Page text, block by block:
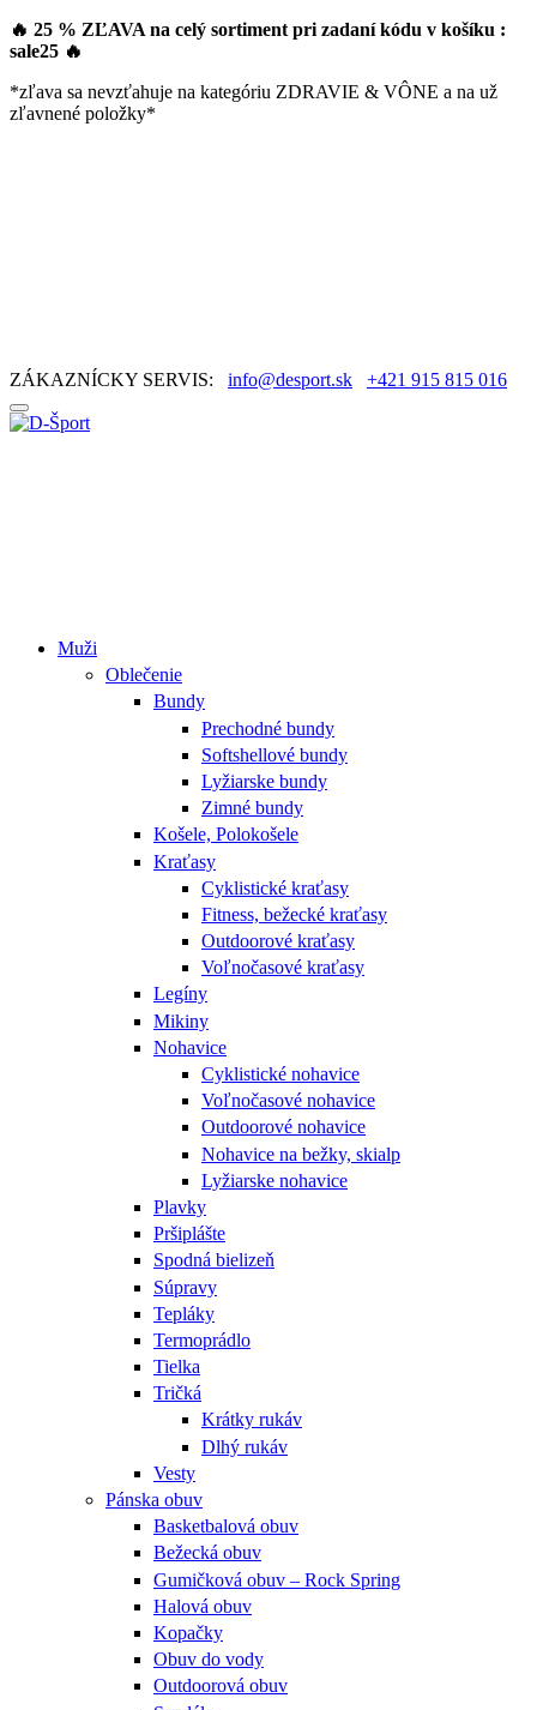
🔥 25 % ZĽAVA na celý sortiment pri zadaní kódu v košíku :
sale25 🔥
*zľava sa nevzťahuje na kategóriu ZDRAVIE & VÔNE a na už
zľavnené položky*
ZÁKAZNÍCKY SERVIS: info@desport.sk +421 915 815 016
Muži
Oblečenie
Bundy
Prechodné bundy
Softshellové bundy
Lyžiarske bundy
Zimné bundy
Košele, Polokošele
Kraťasy
Cyklistické kraťasy
Fitness, bežecké kraťasy
Outdoorové kraťasy
Voľnočasové kraťasy
Legíny
Mikiny
Nohavice
Cyklistické nohavice
Voľnočasové nohavice
Outdoorové nohavice
Nohavice na bežky, skialp
Lyžiarske nohavice
Plavky
Pršiplášte
Spodná bielizeň
Súpravy
Tepláky
Termoprádlo
Tielka
Tričká
Krátky rukáv
Dlhý rukáv
Vesty
Pánska obuv
Basketbalová obuv
Bežecká obuv
Gumičková obuv – Rock Spring
Halová obuv
Kopačky
Obuv do vody
Outdoorová obuv